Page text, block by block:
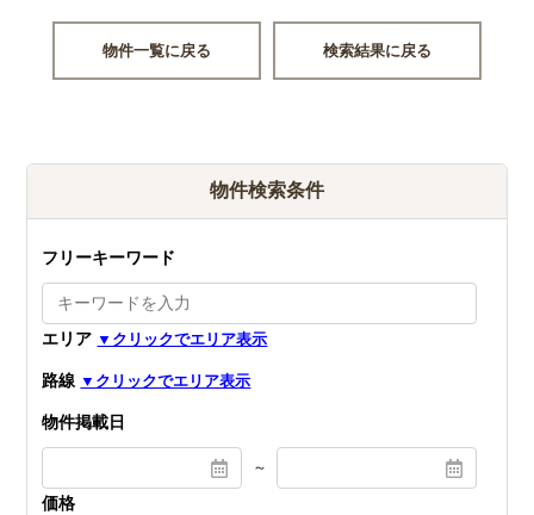
物件一覧に戻る 検索結果に戻る
物件検索条件
フリーキーワード
エリア
路線
物件掲載日
～
価格